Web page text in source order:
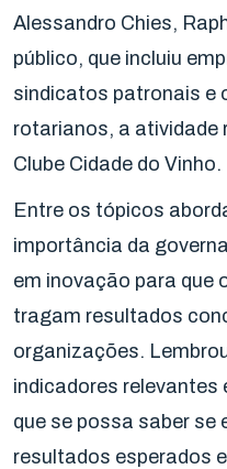
Alessandro Chies,
público, que incluiu
sindicatos patronais e
rotarianos, a atividade
Clube Cidade do Vinho.
Entre os tópicos
importância da
em inovação para que
tragam resultados
organizações.
indicadores relevantes
que se possa saber
resultados esperados